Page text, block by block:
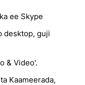
ee Skype
desktop, guji
& Video'.
Kaameerada,